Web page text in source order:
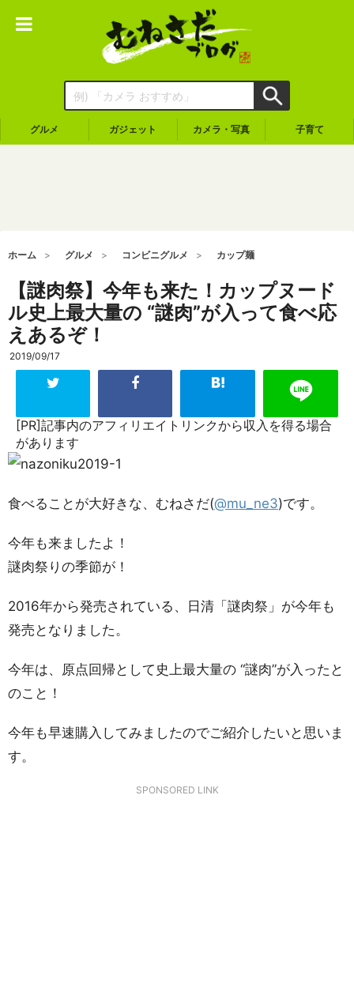
グルメ ガジェット カメラ・写真 子育て
ホーム グルメ コンビニグルメ カップ麺
【謎肉祭】今年も来た！カップヌード
ル史上最大量の “謎肉”が入って食べ応
えあるぞ！
2019/09/17
[PR]記事内のアフィリエイトリンクから収入を得る場合
があります
食べることが大好きな、むねさだ(@mu_ne3)です。
今年も来ましたよ！
謎肉祭りの季節が！
2016年から発売されている、日清「謎肉祭」が今年も
発売となりました。
今年は、原点回帰として史上最大量の “謎肉”が入ったと
のこと！
今年も早速購入してみましたのでご紹介したいと思いま
す。
SPONSORED LINK